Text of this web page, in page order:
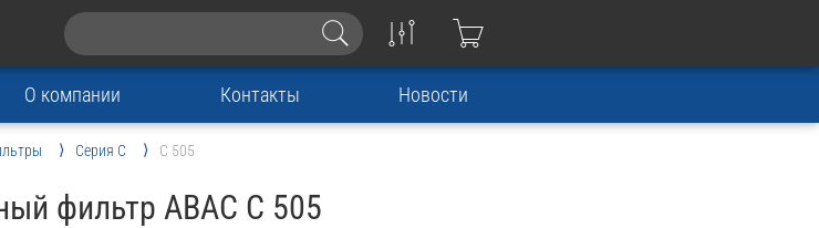
О компании Контакты Новости
Серия C C 505
фильтр ABAC C 505